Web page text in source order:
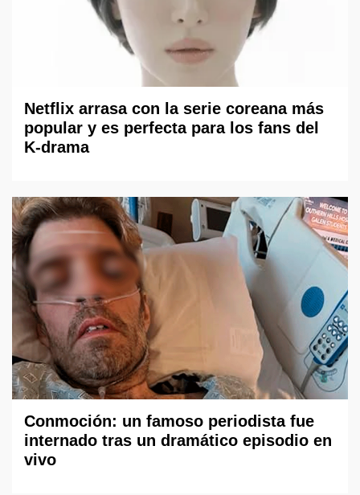
Netflix arrasa con la serie coreana más
popular y es perfecta para los fans del
K-drama
Conmoción: un famoso periodista fue
internado tras un dramático episodio en
vivo